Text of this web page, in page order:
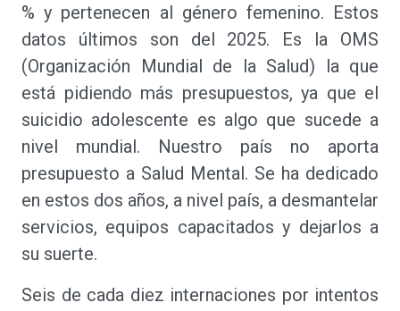
% y pertenecen al género femenino. Estos
datos últimos son del 2025. Es la OMS
(Organización Mundial de la Salud) la que
está pidiendo más presupuestos, ya que el
suicidio adolescente es algo que sucede a
nivel mundial. Nuestro país no aporta
presupuesto a Salud Mental. Se ha dedicado
en estos dos años, a nivel país, a desmantelar
servicios, equipos capacitados y dejarlos a
su suerte.
Seis de cada diez internaciones por intentos